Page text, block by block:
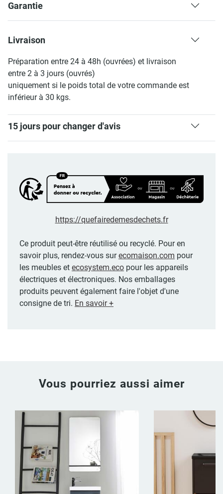
Garantie
Livraison
Préparation entre 24 à 48h (ouvrées) et livraison
entre 2 à 3 jours (ouvrés)
uniquement si le poids total de votre commande est
inférieur à 30 kgs.
15 jours pour changer d'avis
https://quefairedemesdechets.fr
Ce produit peut-être réutilisé ou recyclé. Pour en
savoir plus, rendez-vous surecomaison.com pour
les meubles et ecosystem.eco pour les appareils
électriques et électroniques. Nos emballages
produits peuvent également faire l'objet d'une
consigne de tri. En savoir +
Vous pourriez aussi aimer